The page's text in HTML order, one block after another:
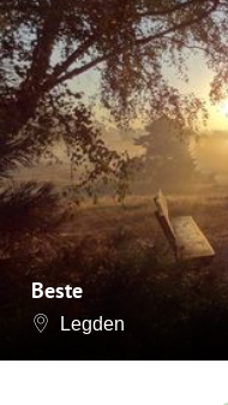
Beste
Legden